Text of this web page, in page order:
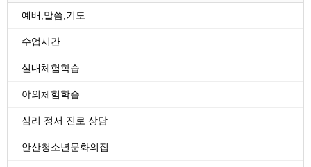
예배,말씀,기도
수업시간
실내체험학습
야외체험학습
심리 정서 진로 상담
안산청소년문화의집